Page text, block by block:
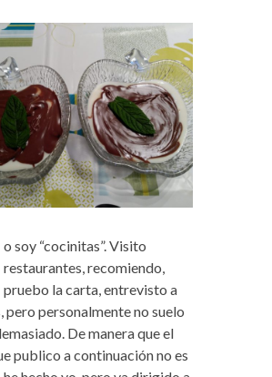
o soy “cocinitas”. Visito
restaurantes, recomiendo,
pruebo la carta, entrevisto a
pero personalmente no suelo
De manera que el
publico a continuación no es